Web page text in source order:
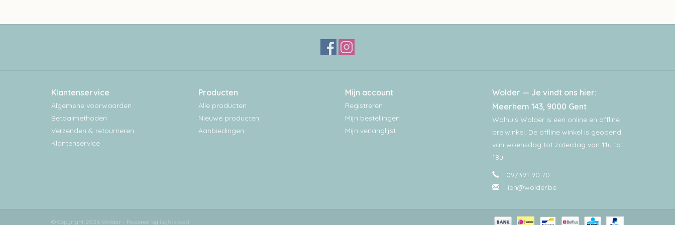
Klantenservice
Algemene voorwaarden
Betaalmethoden
Verzenden & retourneren
Klantenservice
Producten
Alle producten
Nieuwe producten
Aanbiedingen
Mijn account
Registreren
Mijn bestellingen
Mijn verlanglijst
Wolder — Je vindt ons hier:
Meerhem 143, 9000 Gent
Wolhuis Wolder is een online en offline
breiwinkel. De offline winkel is geopend
van woensdag tot zaterdag van 11u tot
18u.
09/391 90 70
lien@wolder.be
© Copyright 2026 Wolder - Powered by Lightspeed